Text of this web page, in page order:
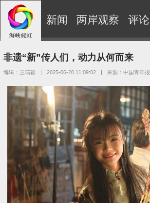
新闻 两岸观察 评论
非遗“新”传人们，动力从何而来
编辑：王瑞颖 | 2025-06-20 11:09:02 | 来源：中国青年报